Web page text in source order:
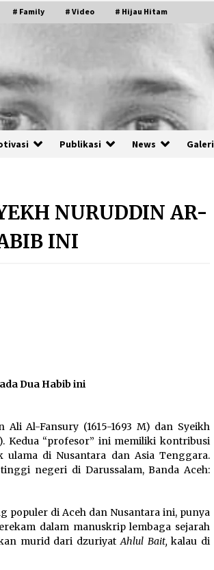
# Family # Video # Hijau Hitam
Publikasi News Galeri
PRABOWO!
2 months ago
dalam Kepemimpinan Bisnis
4 months ago
NURUDDIN AR-
INI
Dua Habib ini
Ali Al-Fansury (1615-1693 M) dan Syeikh
Kedua “profesor” ini memiliki kontribusi
di Nusantara dan Asia Tenggara.
negeri di Darussalam, Banda Aceh:
populer di Aceh dan Nusantara ini, punya
dalam manuskrip lembaga sejarah
murid dari dzuriyat Ahlul Bait,kalau di